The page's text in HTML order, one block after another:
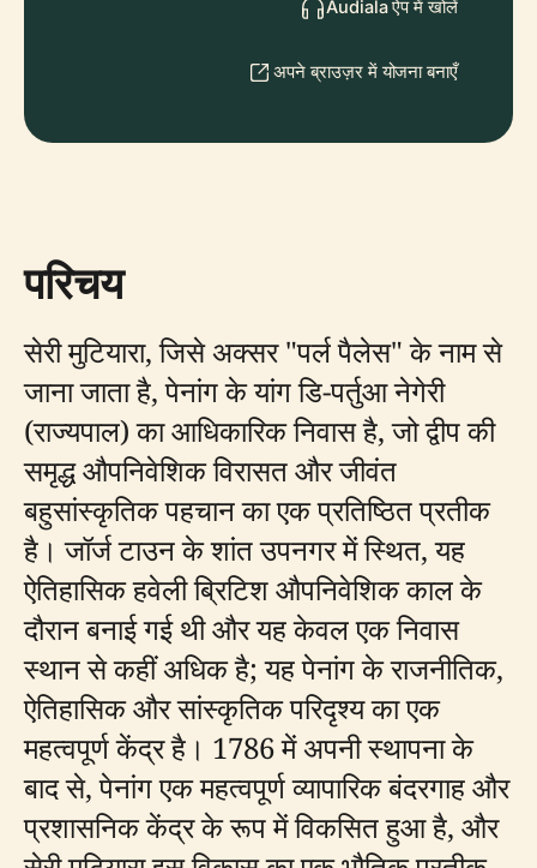
Audiala ऐप में खोलें
अपने ब्राउज़र में योजना बनाएँ
परिचय
सेरी मुटियारा, जिसे अक्सर "पर्ल पैलेस" के नाम से
जाना जाता है, पेनांग के यांग डि-पर्तुआ नेगेरी
(राज्यपाल) का आधिकारिक निवास है, जो द्वीप की
समृद्ध औपनिवेशिक विरासत और जीवंत
बहुसांस्कृतिक पहचान का एक प्रतिष्ठित प्रतीक
है। जॉर्ज टाउन के शांत उपनगर में स्थित, यह
ऐतिहासिक हवेली ब्रिटिश औपनिवेशिक काल के
दौरान बनाई गई थी और यह केवल एक निवास
स्थान से कहीं अधिक है; यह पेनांग के राजनीतिक,
ऐतिहासिक और सांस्कृतिक परिदृश्य का एक
महत्वपूर्ण केंद्र है। 1786 में अपनी स्थापना के
बाद से, पेनांग एक महत्वपूर्ण व्यापारिक बंदरगाह और
प्रशासनिक केंद्र के रूप में विकसित हुआ है, और